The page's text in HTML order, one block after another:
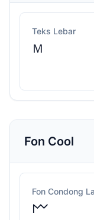
Teks Lebar
Ｍ
Fon Cool
Fon Condong
𐌌